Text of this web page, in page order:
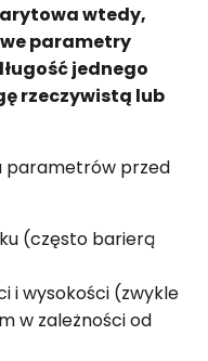
wtedy,
parametry
jednego
rzeczywistą lub
parametrów przed
(często barierą
i wysokości (zwykle
w zależności od